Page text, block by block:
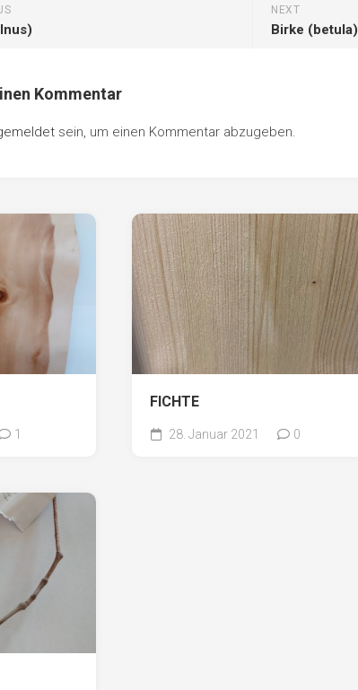
NEXT
Birke (betula)
Kommentar
sein, um einen Kommentar abzugeben.
1
FICHTE
28. Januar 2021 0